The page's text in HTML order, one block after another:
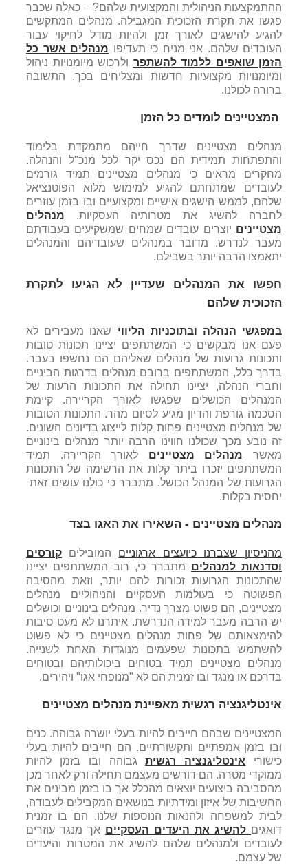
ההתמקצעות הניהולית והמקצועית שלהם? – כאלה שכבר
פגשו את תקרת הזכוכית המגבילה. מנהלים המתקשים
להגיע להישגים לאורך זמן ולהיות מודל לחיקוי עבור
העובדים שלהם. אני מניח כי תעדיפו מנהלים אשר כל
הזמן שואפים ללמוד להשתפר ולרכוש מיומנויות ניהול
ומיומנויות מקצועיות חדשות ומצליחים בכך. התשובה
ברורה לכולנו.
המצטיינים לומדים כל הזמן
מנהלים מצטיינים שדרך חייהם מתמקדת בלימוד
והתפתחות תמידית הם נכס יקר לכל מנכ"ל והנהלה.
מחקרים מראים כי מנהלים מצטיינים תמיד גורמים
לעובדים שמתחתם להגיע למימוש מלוא הפוטנציאל
שלהם, לממש הישגים אישיים ומקצועיים ובו בזמן עוזרים
לחברה להשיג את מטרותיה העסקיות. מנהלים
מצטיינים יוצרים עובדים שמחים שמשקיעים בעבודתם
מעבר לנדרש. מדובר במנהלים שעובדיהם והמנהלים
יתאמצו הרבה יותר בשבילם.
חפשו את המנהלים שעדיין לא הגיעו לתקרת
הזכוכית שלהם
במפגשי הנהלה ובתוכניות הליווי שאנו מעבירים לא
פעם אנו מבקשים כי המשתתפים יציינו תכונות טובות
ותכונות גרועות של מנהלים שאליהם הם נחשפו בעבר.
בדרך כלל, המשתתפים ברובם מנהלים בדרגות הביניים
וחברי הנהלה, יציינו תחילה את התכונות הרעות של
המנהלים הכושלים שפגשו לאורך הקריירה. קיימת
הסכמה גורפת והדיון מגיע לסיום מהר. התכונות הטובות
של מנהלים מצטיינים פחות קלות לייצוג בדיונים השונים.
זה נובע מכך שכולנו חווינו הרבה יותר מנהלים בינוניים
מאשר מנהלים מצטיינים לאורך הקריירה. תמיד
המשתתפים יזכרו ביתר קלות את הרשימה של התכונות
הגרועות של המנהל הכושל. מתברר כי כולנו עושים זאת
יחסית בקלות.
מנהלים מצטיינים - השאירו את האגו בצד
מהניסיון שצברנו כיועצים ארגוניים המובילים קורסים
וסדנאות למנהלים מתברר כי, רוב המשתתפים יציינו
שהתכונות הגרועות זכורות להם יותר, וזאת מהסיבה
הפשוטה כי בעולמות העסקיים והניהוליים מנהלים
מצטיינים, הם פשוט מצרך נדיר. מנהלים בינוניים וכושלים
יש הרבה מעבר למידה הנדרשת. איתרנו לא מעט סיבות
להימצאותם של פחות מנהלים מצטיינים כי לא פשוט
להשתמש בתכונות שפעמים מנוגדות האחת לשנייה.
מנהלים מצטיינים תמיד בטוחים ביכולותיהם ובטוחים
בדרכם או מנגד ובו זמנית הם לא "מנופחי אגו" ויהירים.
אינטליגנציה רגשית מאפיינת מנהלים מצטיינים
המצטיינים שבהם חייבים להיות בעלי יושרה גבוהה. כנים
ובו בזמן אמפתיים ותקשורתיים. הם חייבים להיות בעלי
כישורי אינטליגנציה רגשיתגבוהה ובו בזמן להיות
ממוקדי מטרה. הם דורשים מעצמם תחילה ורק לאחר מכן
מהסביבה ביצועים יוצאים מהכלל אך בו בזמן מבינים את
החשיבות של איזון ומידתיות בנושאים המקבילים לעבודה,
לבית למשפחה ולהנאות הנוספות שלנו. הם בו זמנית
דואגים להשיג את היעדים העסקיים אך מנגד עוזרים
לעובדים ולמנהלים שלהם להשיג את המטרות והיעדים
של עצמם.